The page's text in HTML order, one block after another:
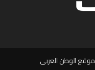
الوطن العربى